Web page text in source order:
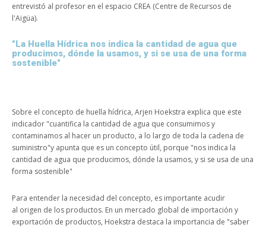
entrevistó al profesor en el espacio CREA (Centre de Recursos de
l'Aigüa).
"La Huella Hídrica nos indica la cantidad de agua que
producimos, dónde la usamos, y si se usa de una forma
sostenible"
Sobre el concepto de huella hídrica, Arjen Hoekstra explica que este
indicador "cuantifica la cantidad de agua que consumimos y
contaminamos al hacer un producto, a lo largo de toda la cadena de
suministro"y apunta que es un concepto útil, porque "nos indica la
cantidad de agua que producimos, dónde la usamos, y si se usa de una
forma sostenible"
Para entender la necesidad del concepto, es importante acudir
al origen de los productos. En un mercado global de importación y
exportación de productos, Hoekstra destaca la importancia de "saber